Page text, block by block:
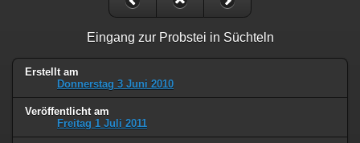
Eingang zur Probstei in Süchteln
Erstellt am
Donnerstag 3 Juni 2010
Veröffentlicht am
Freitag 1 Juli 2011